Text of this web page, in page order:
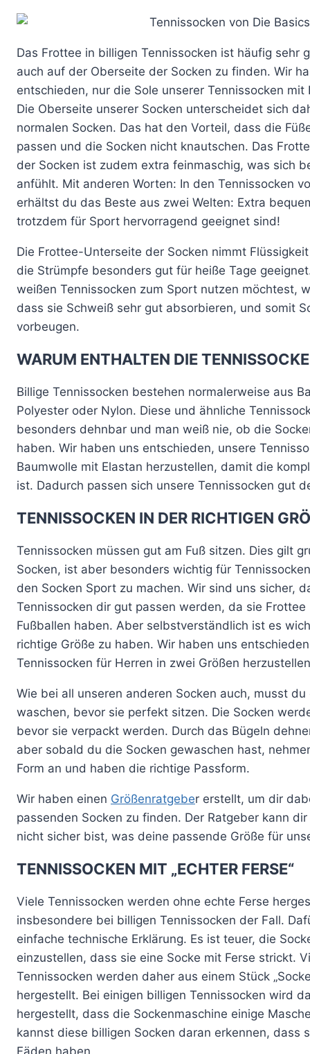
Produktseite
werden
Das Frottee in billigen Tennissocken ist häufig sehr
auch auf der Oberseite der Socken zu finden. Wir
entschieden, nur die Sole unserer Tennissocken
Die Oberseite unserer Socken unterscheidet sich
normalen Socken. Das hat den Vorteil, dass die
passen und die Socken nicht knautschen. Das
der Socken ist zudem extra feinmaschig, was sich
anfühlt. Mit anderen Worten: In den Tennissocken
erhältst du das Beste aus zwei Welten: Extra
trotzdem für Sport hervorragend geeignet sind!
Die Frottee-Unterseite der Socken nimmt
die Strümpfe besonders gut für heiße Tage
weißen Tennissocken zum Sport nutzen möchtest,
dass sie Schweiß sehr gut absorbieren, und somit
vorbeugen.
WARUM ENTHALTEN DIE
Billige Tennissocken bestehen normalerweise aus
Polyester oder Nylon. Diese und ähnliche
besonders dehnbar und man weiß nie, ob die
haben. Wir haben uns entschieden, unsere
Baumwolle mit Elastan herzustellen, damit die
ist. Dadurch passen sich unsere Tennissocken gut
TENNISSOCKEN IN DER RICHTIGEN
Tennissocken müssen gut am Fuß sitzen. Dies gilt
Socken, ist aber besonders wichtig für
den Socken Sport zu machen. Wir sind uns sicher,
Tennissocken dir gut passen werden, da sie
Fußballen haben. Aber selbstverständlich ist es
richtige Größe zu haben. Wir haben uns
Tennissocken für Herren in zwei Größen
Wie bei all unseren anderen Socken auch, musst
waschen, bevor sie perfekt sitzen. Die Socken
bevor sie verpackt werden. Durch das Bügeln
aber sobald du die Socken gewaschen hast,
Form an und haben die richtige Passform.
Wir haben einen Größenratgeber erstellt, um dir
passenden Socken zu finden. Der Ratgeber kann
nicht sicher bist, was deine passende Größe für
TENNISSOCKEN MIT „ECHTER FERSE“
Viele Tennissocken werden ohne echte Ferse
insbesondere bei billigen Tennissocken der Fall.
einfache technische Erklärung. Es ist teuer, die
einzustellen, dass sie eine Socke mit Ferse strickt.
Tennissocken werden daher aus einem Stück
hergestellt. Bei einigen billigen Tennissocken wird
hergestellt, dass die Sockenmaschine einige
kannst diese billigen Socken daran erkennen, dass